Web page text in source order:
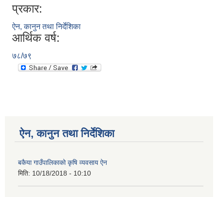
प्रकार:
ऐन, कानुन तथा निर्देशिका
आर्थिक वर्ष:
७८/७९
ऐन, कानुन तथा निर्देशिका
बकैया गाउँपालिकाको कृषि व्यवसाय ऐन
मिति: 10/18/2018 - 10:10